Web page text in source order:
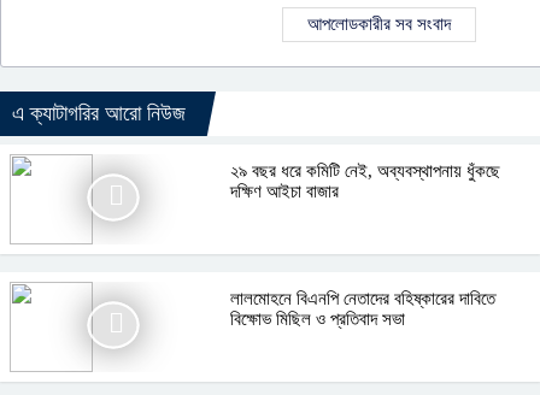
আপলোডকারীর সব সংবাদ
এ ক্যাটাগরির আরো নিউজ
২৯ বছর ধরে কমিটি নেই, অব্যবস্থাপনায় ধুঁকছে
দক্ষিণ আইচা বাজার
লালমোহনে বিএনপি নেতাদের বহিষ্কারের দাবিতে
বিক্ষোভ মিছিল ও প্রতিবাদ সভা